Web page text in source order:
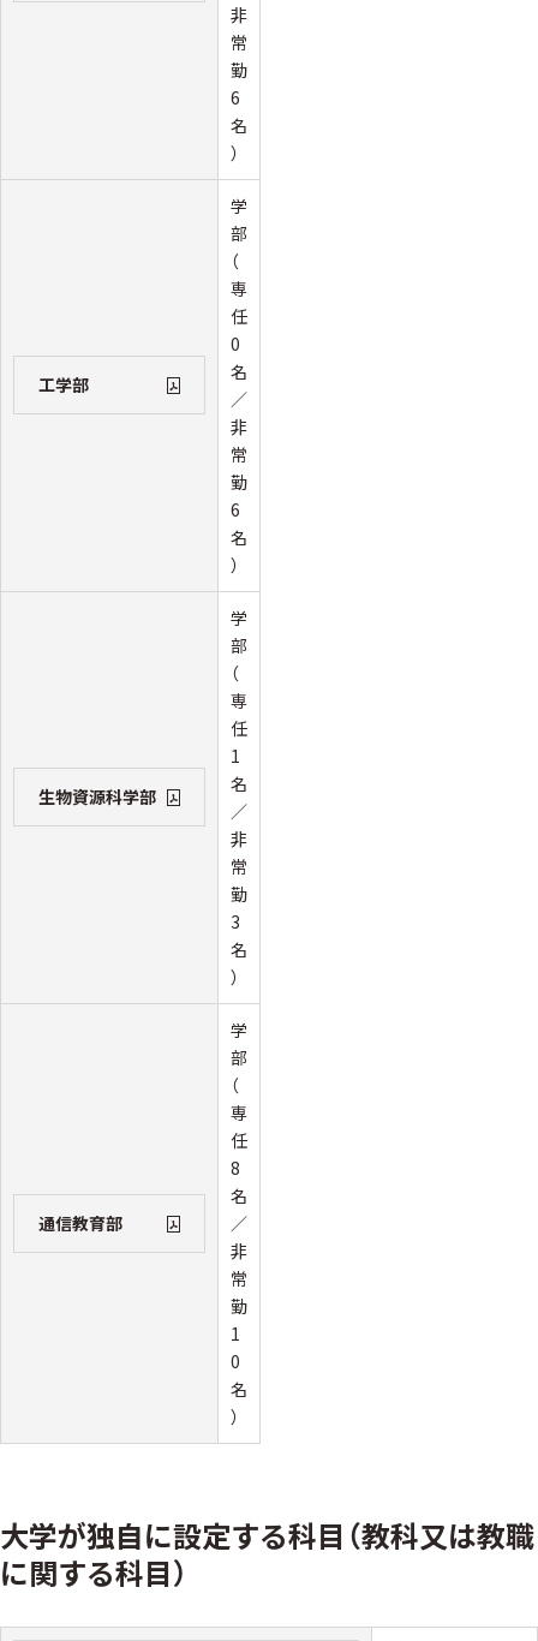
非
常
勤
6
名
）
工学部
学
部
（
専
任
0
名
／
非
常
勤
6
名
）
生物資源科学部
学
部
（
専
任
1
名
／
非
常
勤
3
名
）
通信教育部
学
部
（
専
任
8
名
／
非
常
勤
1
0
名
）
大学が独自に設定する科目（教科又は教職
に関する科目）